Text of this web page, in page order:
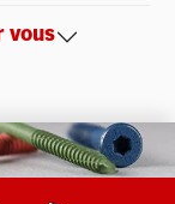
vous